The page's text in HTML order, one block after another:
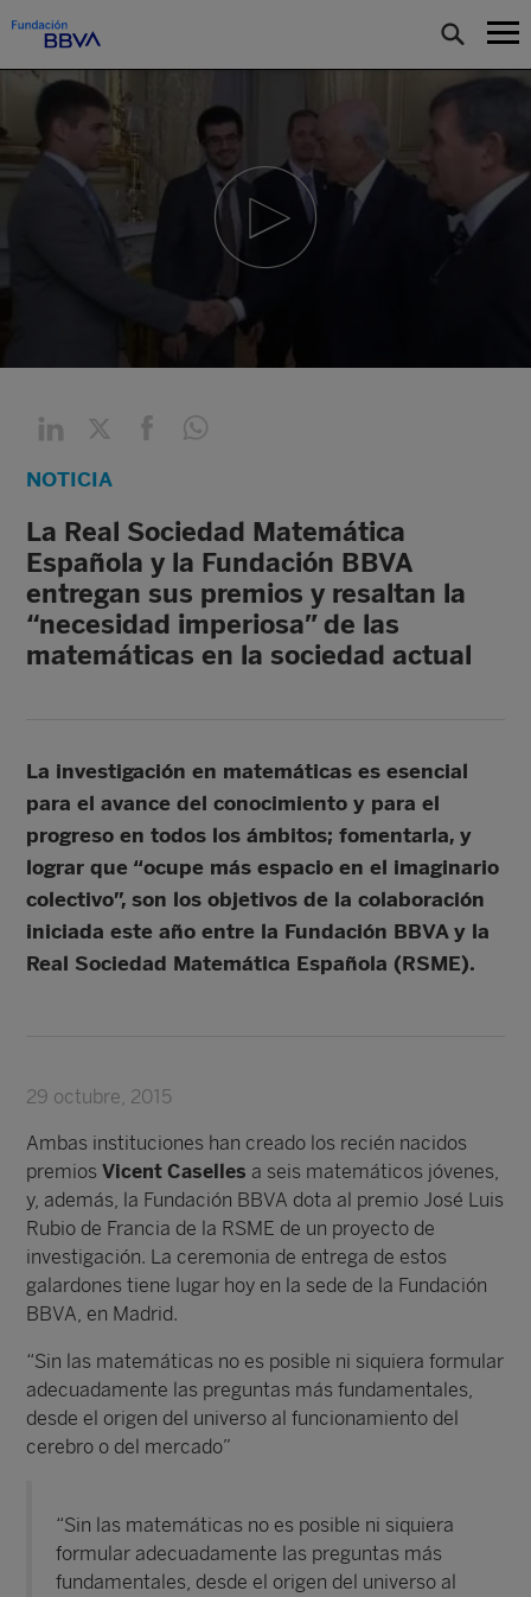
NOTICIA
La Real Sociedad Matemática
Española y la Fundación BBVA
entregan sus premios y resaltan la
“necesidad imperiosa” de las
matemáticas en la sociedad actual
La investigación en matemáticas es esencial
para el avance del conocimiento y para el
progreso en todos los ámbitos; fomentarla, y
lograr que “ocupe más espacio en el imaginario
colectivo”, son los objetivos de la colaboración
iniciada este año entre la Fundación BBVA y la
Real Sociedad Matemática Española (RSME).
29 octubre, 2015
Ambas instituciones han creado los recién nacidos
premiosVicent Caselles a seis matemáticos jóvenes,
y, además, la Fundación BBVA dota al premio José Luis
Rubio de Francia de la RSME de un proyecto de
investigación. La ceremonia de entrega de estos
galardones tiene lugar hoy en la sede de la Fundación
BBVA, en Madrid.
“Sin las matemáticas no es posible ni siquiera formular
adecuadamente las preguntas más fundamentales,
desde el origen del universo al funcionamiento del
cerebro o del mercado”
“Sin las matemáticas no es posible ni siquiera
formular adecuadamente las preguntas más
fundamentales, desde el origen del universo al